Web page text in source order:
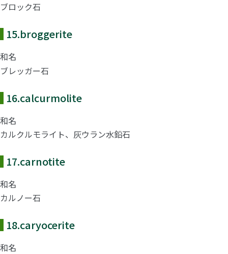
ブロック石
15.broggerite
和名
ブレッガー石
16.calcurmolite
和名
カルクルモライト、灰ウラン水鉛石
17.carnotite
和名
カルノー石
18.caryocerite
和名